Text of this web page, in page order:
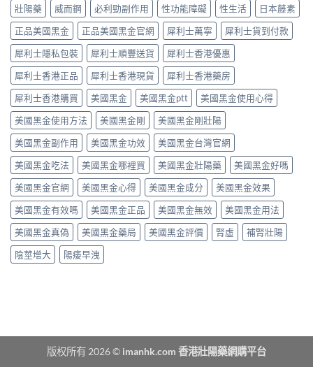
穩？〉
中
高
勃
起
硬
度〉
中
使
用
血
管
擴
張
類
藥
物：
硝
酸
酯
死
線
的
醫
理
解
析〉
中
非）
劑
量
點
揀？
10mg、
20mg
按
需
定
5mg
每
日
錠？
藥
師
唔
背
label，
只
講
你
座〉
中
壯陽藥 威而鋼 必利勁副作用 性功能障礙 性生活
日本藤素
正品美國黑金
正品美國黑金官網 犀利士萬寧
犀利士貨到付款
犀利士隱私包裝
犀利士順豐送貨
犀利士香港優惠
犀利士香港正品
犀利士香港現貨
犀利士香港藥房
犀利士香港購買
美國黑金 美國黑金ptt
美國黑金使用心得
美國黑金使用方法
美國黑金剛
美國黑金剛壯陽
美國黑金副作用
美國黑金功效
美國黑金台灣官網
美國黑金吃法
美國黑金哪裡買 美國黑金壯陽藥
美國黑金好嗎
美國黑金官網
美國黑金心得 美國黑金成分
美國黑金效果
美國黑金有效嗎
美國黑金正品 美國黑金無效
美國黑金用法
美國黑金真偽
美國黑金藥局 美國黑金評價 腎虛
補腎壯陽
陰莖增大
陽痿早洩
版权所有 2026 © imanhk.com 香港壯陽藥網購平台